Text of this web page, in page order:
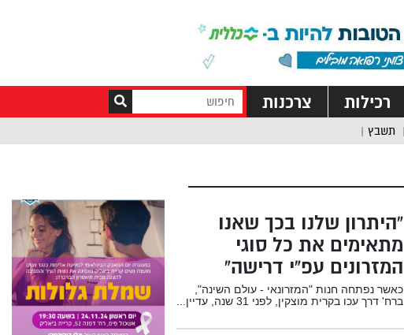
רכילות צרכנות
תשבץ
“היתרון שלנו בכך שאנו
מתאימים את כל סוגי
המזרונים עפ”י דרישה”
כאשר נפתחה חנות "המזרונאי - עולם השינה",
ברח' דרך עכו בקרית מוצקין, לפני 31 שנה, עדיין...